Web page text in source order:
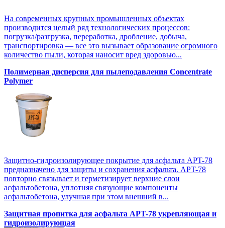
На современных крупных промышленных объектах
производится целый ряд технологических процессов:
погрузка/разгрузка, переработка, дробление, добыча,
транспортировка — все это вызывает образование огромного
количество пыли, которая наносит вред здоровью...
Полимерная дисперсия для пылеподавления Concentrate
Polymer
Защитно-гидроизолирующее покрытие для асфальта APT-78
предназначено для защиты и сохранения асфальта. APT-78
повторно связывает и герметизирует верхние слои
асфальтобетона, уплотняя связующие компоненты
асфальтобетона, улучшая при этом внешний в...
Защитная пропитка для асфальта APT-78 укрепляющая и
гидроизолирующая